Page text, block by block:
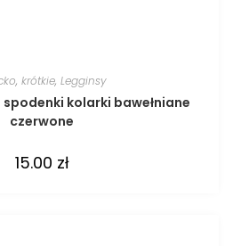
, krótkie, Legginsy
kolarki bawełniane
czerwone
15.00 zł